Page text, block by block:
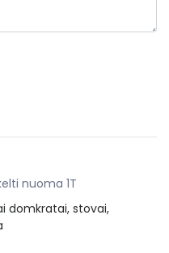
nuoma 1T
domkratai, stovai,